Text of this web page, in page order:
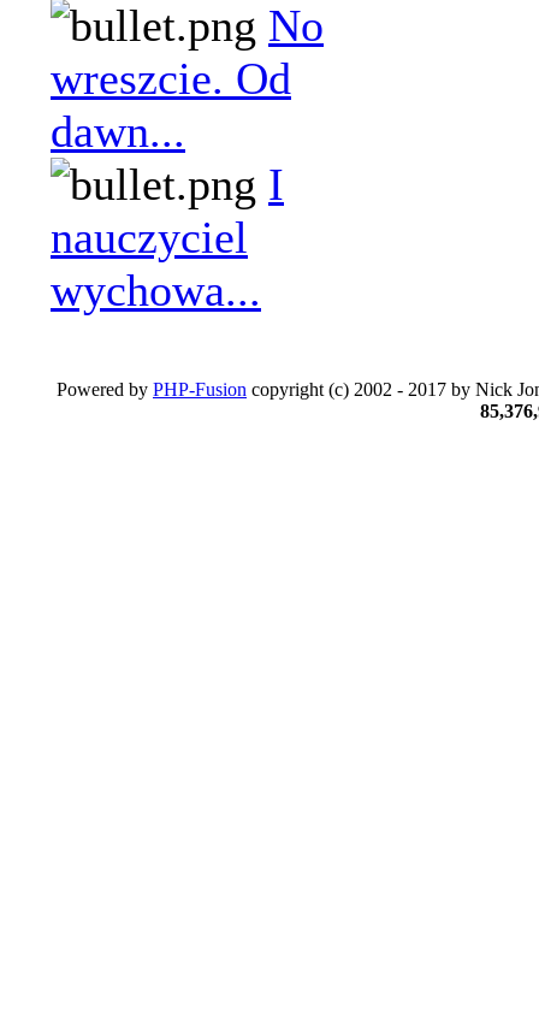
No
wreszcie. Od
dawn...
I
nauczyciel
wychowa...
Powered by PHP-Fusion copyright (c) 2002 - 2017 by Nick